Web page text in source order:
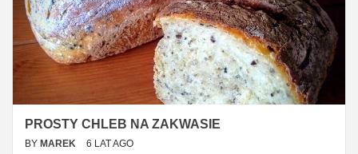
PROSTY CHLEB NA ZAKWASIE
BY MAREK 6 LAT AGO